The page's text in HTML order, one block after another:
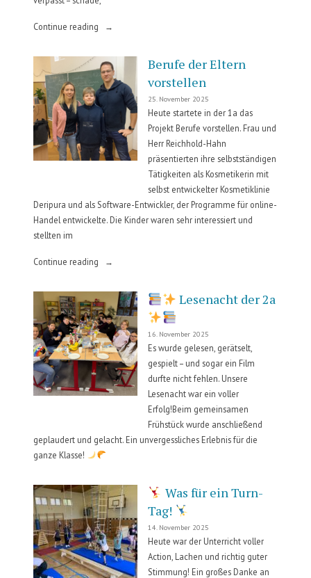
Continue reading „Schülerligaturnier“
Berufe der Eltern
vorstellen
25. November 2025
Heute startete in der 1a das
Projekt Berufe vorstellen. Frau und
Herr Reichhold-Hahn
präsentierten ihre selbstständigen
Tätigkeiten als Kosmetikerin mit
selbst entwickelter Kosmetiklinie
Deripura und als Software-Entwickler, der Programme für online-
Handel entwickelte. Die Kinder waren sehr interessiert und
stellten im
Continue reading
„Berufe
Eltern
vorstellen“
Lesenacht der 2a
16. November 2025
Es wurde gelesen, gerätselt,
gespielt – und sogar ein Film
durfte nicht fehlen. Unsere
Lesenacht war ein voller
Erfolg!Beim gemeinsamen
Frühstück wurde anschließend
geplaudert und gelacht. Ein unvergessliches Erlebnis für die
ganze Klasse!
Was für ein Turn-
Tag!
14. November 2025
Heute war der Unterricht voller
Action, Lachen und richtig guter
Stimmung! Ein großes Danke an